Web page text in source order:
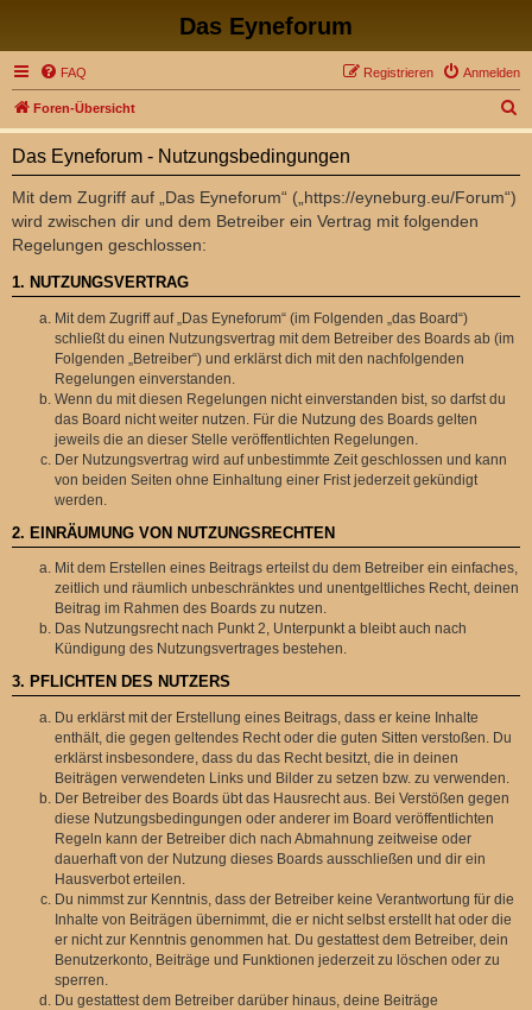
Das Eyneforum
FAQ Anmelden
Registrieren
Foren-Übersicht
u
Das Eyneforum - Nutzungsbedingungen
Mit dem Zugriff auf „Das Eyneforum“ („https://eyneburg.eu/Forum“)
wird zwischen dir und dem Betreiber ein Vertrag mit folgenden
Regelungen geschlossen:
1. NUTZUNGSVERTRAG
Mit dem Zugriff auf „Das Eyneforum“ (im Folgenden „das Board“)
schließt du einen Nutzungsvertrag mit dem Betreiber des Boards ab (im
Folgenden „Betreiber“) und erklärst dich mit den nachfolgenden
Regelungen einverstanden.
Wenn du mit diesen Regelungen nicht einverstanden bist, so darfst du
das Board nicht weiter nutzen. Für die Nutzung des Boards gelten
jeweils die an dieser Stelle veröffentlichten Regelungen.
Der Nutzungsvertrag wird auf unbestimmte Zeit geschlossen und kann
von beiden Seiten ohne Einhaltung einer Frist jederzeit gekündigt
werden.
2. EINRÄUMUNG VON NUTZUNGSRECHTEN
Mit dem Erstellen eines Beitrags erteilst du dem Betreiber ein einfaches,
zeitlich und räumlich unbeschränktes und unentgeltliches Recht, deinen
Beitrag im Rahmen des Boards zu nutzen.
Das Nutzungsrecht nach Punkt 2, Unterpunkt a bleibt auch nach
Kündigung des Nutzungsvertrages bestehen.
3. PFLICHTEN DES NUTZERS
Du erklärst mit der Erstellung eines Beitrags, dass er keine Inhalte
enthält, die gegen geltendes Recht oder die guten Sitten verstoßen. Du
erklärst insbesondere, dass du das Recht besitzt, die in deinen
Beiträgen verwendeten Links und Bilder zu setzen bzw. zu verwenden.
Der Betreiber des Boards übt das Hausrecht aus. Bei Verstößen gegen
diese Nutzungsbedingungen oder anderer im Board veröffentlichten
Regeln kann der Betreiber dich nach Abmahnung zeitweise oder
dauerhaft von der Nutzung dieses Boards ausschließen und dir ein
Hausverbot erteilen.
Du nimmst zur Kenntnis, dass der Betreiber keine Verantwortung für die
Inhalte von Beiträgen übernimmt, die er nicht selbst erstellt hat oder die
er nicht zur Kenntnis genommen hat. Du gestattest dem Betreiber, dein
Benutzerkonto, Beiträge und Funktionen jederzeit zu löschen oder zu
sperren.
Du gestattest dem Betreiber darüber hinaus, deine Beiträge